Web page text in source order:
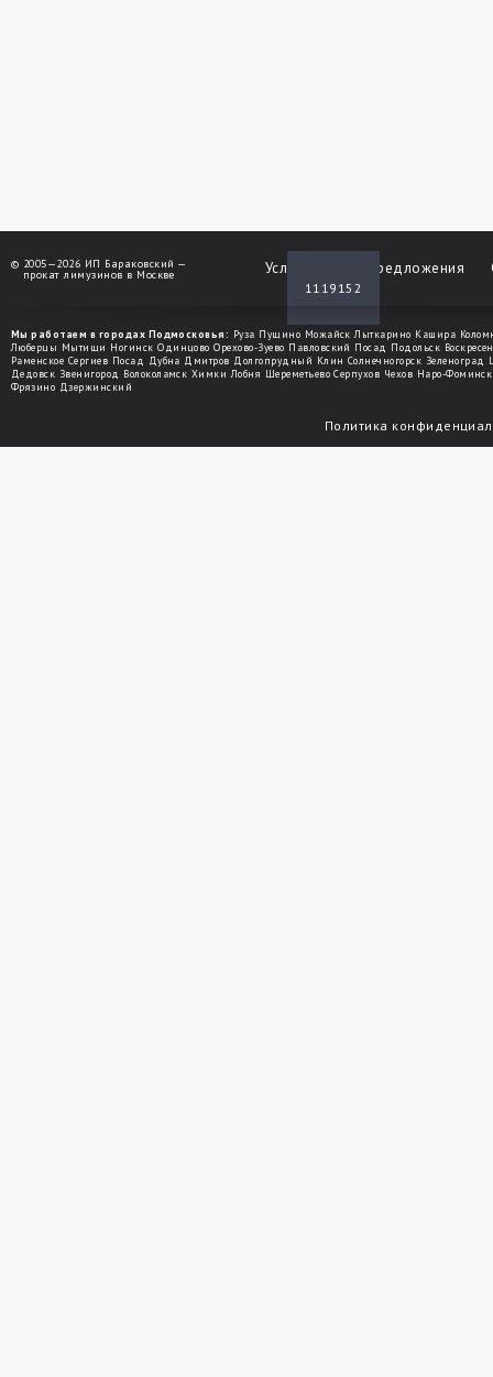
Услуги Спецпредложения
1119152
© 2005—2026 ИП Бараковский —
прокат лимузинов в Москве
Мы работаем в городах Подмосковья: Руза Пущино Можайск Лыткарино Кашира
Люберцы Мытищи Ногинск Одинцово Орехово-Зуево Павловский Посад Подольск
Раменское Сергиев Посад Дубна Дмитров Долгопрудный Клин Солнечногорск Зеленоград
Дедовск Звенигород Волоколамск Химки Лобня Шереметьево Серпухов Чехов Наро-Фоминск
Фрязино Дзержинский
Политика